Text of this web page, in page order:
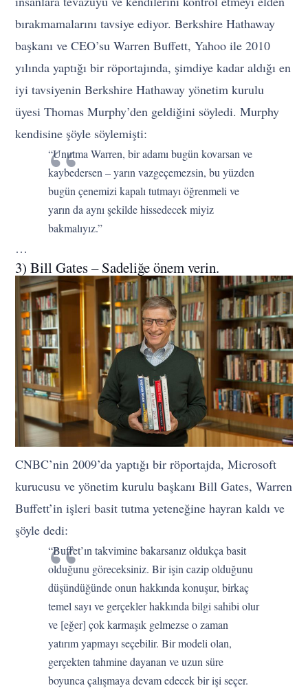
bırakmamalarını tavsiye ediyor. Berkshire Hathaway
başkanı ve CEO’su Warren Buffett, Yahoo ile 2010
yılında yaptığı bir röportajında, şimdiye kadar aldığı en
iyi tavsiyenin Berkshire Hathaway yönetim kurulu
üyesi Thomas Murphy’den geldiğini söyledi. Murphy
kendisine şöyle söylemişti:
“Unutma Warren, bir adamı bugün kovarsan ve
kaybedersen – yarın vazgeçemezsin, bu yüzden
bugün çenemizi kapalı tutmayı öğrenmeli ve
yarın da aynı şekilde hissedecek miyiz
bakmalıyız.”
…
3) Bill Gates – Sadeliğe önem verin.
CNBC’nin 2009’da yaptığı bir röportajda, Microsoft
kurucusu ve yönetim kurulu başkanı Bill Gates, Warren
Buffett’in işleri basit tutma yeteneğine hayran kaldı ve
şöyle dedi:
“Buffet’ın takvimine bakarsanız oldukça basit
olduğunu göreceksiniz. Bir işin cazip olduğunu
düşündüğünde onun hakkında konuşur, birkaç
temel sayı ve gerçekler hakkında bilgi sahibi olur
ve [eğer] çok karmaşık gelmezse o zaman
yatırım yapmayı seçebilir. Bir modeli olan,
gerçekten tahmine dayanan ve uzun süre
boyunca çalışmaya devam edecek bir işi seçer.